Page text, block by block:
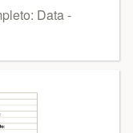
Data -